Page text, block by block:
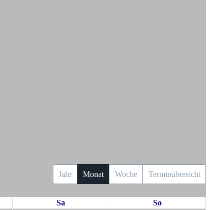
Jahr Monat Woche Terminübersicht
Sa
So